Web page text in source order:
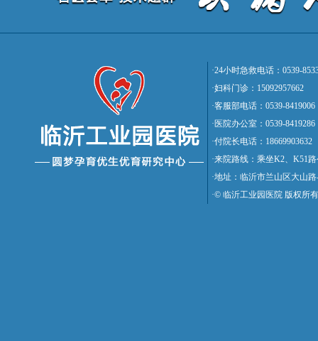
·24小时急救电话：0539-
·妇科门诊：15092957662
·客服部电话：0539-8419006
·医院办公室：0539-8419286
·付院长电话：18669903632
·来院路线：乘坐K2、K51
·地址：临沂市兰山区大山
·© 临沂工业园医院 版权所